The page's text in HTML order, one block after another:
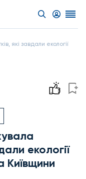
які завдали екології
екології
Київщини